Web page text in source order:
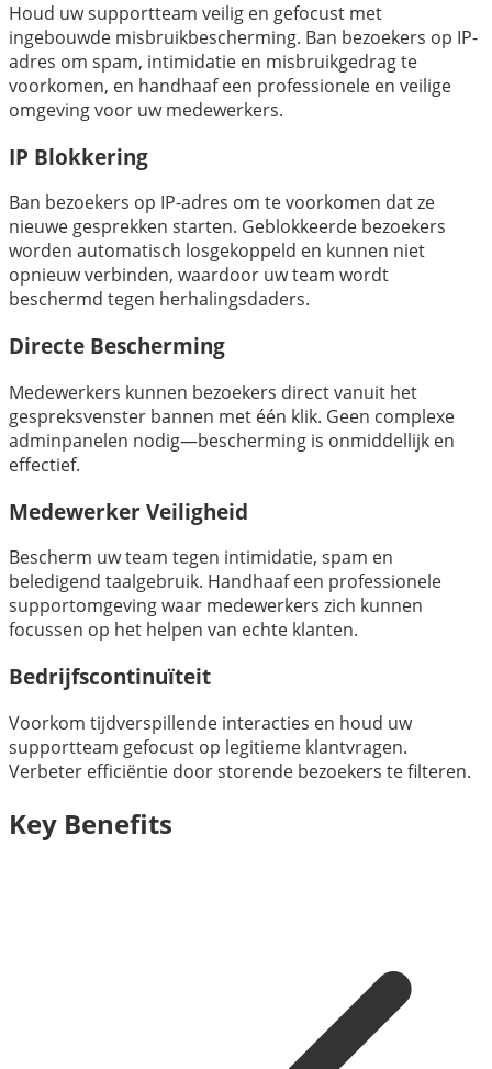
Houd uw supportteam veilig en gefocust met
ingebouwde misbruikbescherming. Ban bezoekers op IP-
adres om spam, intimidatie en misbruikgedrag te
voorkomen, en handhaaf een professionele en veilige
omgeving voor uw medewerkers.
IP Blokkering
Ban bezoekers op IP-adres om te voorkomen dat ze
nieuwe gesprekken starten. Geblokkeerde bezoekers
worden automatisch losgekoppeld en kunnen niet
opnieuw verbinden, waardoor uw team wordt
beschermd tegen herhalingsdaders.
Directe Bescherming
Medewerkers kunnen bezoekers direct vanuit het
gespreksvenster bannen met één klik. Geen complexe
adminpanelen nodig—bescherming is onmiddellijk en
effectief.
Medewerker Veiligheid
Bescherm uw team tegen intimidatie, spam en
beledigend taalgebruik. Handhaaf een professionele
supportomgeving waar medewerkers zich kunnen
focussen op het helpen van echte klanten.
Bedrijfscontinuïteit
Voorkom tijdverspillende interacties en houd uw
supportteam gefocust op legitieme klantvragen.
Verbeter efficiëntie door storende bezoekers te filteren.
Key Benefits